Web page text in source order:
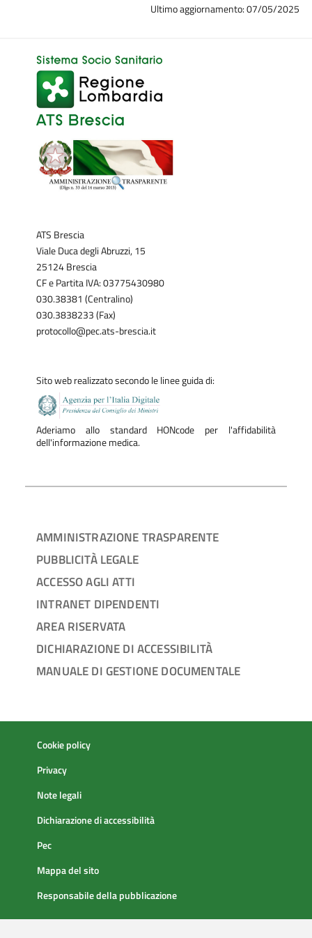
Ultimo aggiornamento: 07/05/2025
ATS Brescia
Viale Duca degli Abruzzi, 15
25124 Brescia
CF e Partita IVA: 03775430980
030.38381 (Centralino)
030.3838233 (Fax)
protocollo@pec.ats-brescia.it
Sito web realizzato secondo le linee guida di:
Aderiamo allo standard HONcode per l'affidabilità
dell'informazione medica.
AMMINISTRAZIONE TRASPARENTE
PUBBLICITÀ LEGALE
ACCESSO AGLI ATTI
INTRANET DIPENDENTI
AREA RISERVATA
DICHIARAZIONE DI ACCESSIBILITÀ
MANUALE DI GESTIONE DOCUMENTALE
Cookie policy
Privacy
Note legali
Dichiarazione di accessibilità
Pec
Mappa del sito
Responsabile della pubblicazione